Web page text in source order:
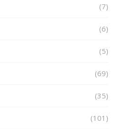
(7)
(6)
(5)
(69)
(35)
(101)